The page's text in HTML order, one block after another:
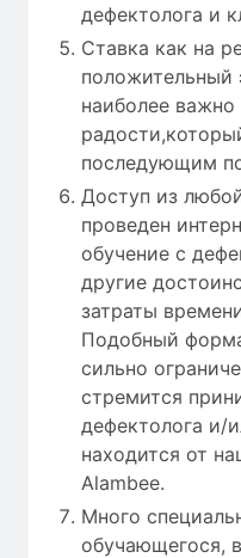
дефектолога и
Ставка как на
положительный
наиболее
последующим
Доступ из
проведен
обучение с
другие
затраты
Подобный
сильно
стремится
дефектолога и/
находится от
Alambee.
Много
обучающегося,